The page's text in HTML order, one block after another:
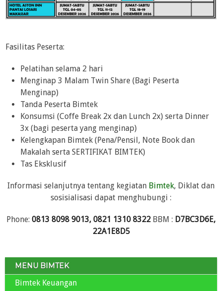
Fasilitas Peserta:
Pelatihan selama 2 hari
Menginap 3 Malam Twin Share (Bagi Peserta
Menginap)
Tanda Peserta Bimtek
Konsumsi (Coffe Break 2x dan Lunch 2x) serta Dinner
3x (bagi peserta yang menginap)
Kelengkapan Bimtek (Pena/Pensil, Note Book dan
Makalah serta SERTIFIKAT BIMTEK)
Tas Eksklusif
Informasi selanjutnya tentang kegiatan Bimtek, Diklat dan
sosisialisasi dapat menghubungi :
Phone: 0813 8098 9013, 0821 1310 8322 BBM : D7BC3D6E,
22A1E8D5
MENU BIMTEK
Bimtek Keuangan